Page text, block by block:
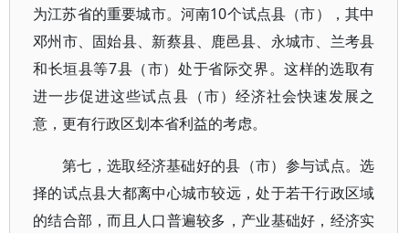
为江苏省的重要城市。河南10个试点县（市），其中
邓州市、固始县、新蔡县、鹿邑县、永城市、兰考县
和长垣县等7县（市）处于省际交界。这样的选取有
进一步促进这些试点县（市）经济社会快速发展之
意，更有行政区划本省利益的考虑。
第七，选取经济基础好的县（市）参与试点。选
择的试点县大都离中心城市较远，处于若干行政区域
的结合部，而且人口普遍较多，产业基础好，经济实